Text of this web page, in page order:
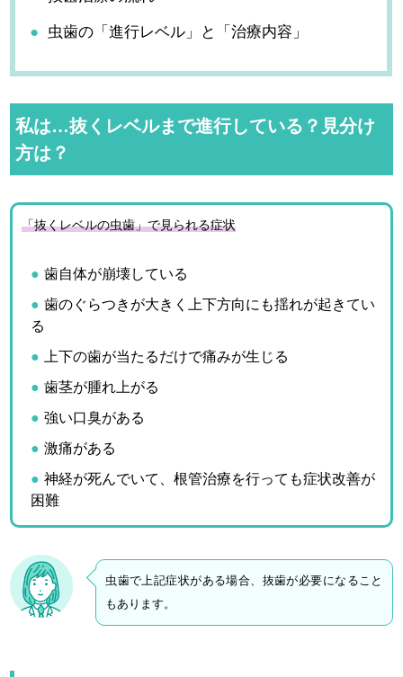
虫歯の「進行レベル」と「治療内容」
私は…抜くレベルまで進行している？見分け
方は？
「抜くレベルの虫歯」で見られる症状
歯自体が崩壊している
歯のぐらつきが大きく上下方向にも揺れが起きてい
る
上下の歯が当たるだけで痛みが生じる
歯茎が腫れ上がる
強い口臭がある
激痛がある
神経が死んでいて、根管治療を行っても症状改善が
困難
虫歯で上記症状がある場合、抜歯が必要になること
もあります。